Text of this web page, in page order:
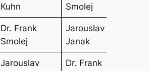
Kuhn
Smolej
Dr. Frank
Smolej
Jarouslav
Janak
Jarouslav Dr. Frank